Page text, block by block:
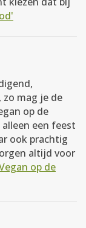
mag je de
op de
een feest
ook prachtig
altijd voor
op de